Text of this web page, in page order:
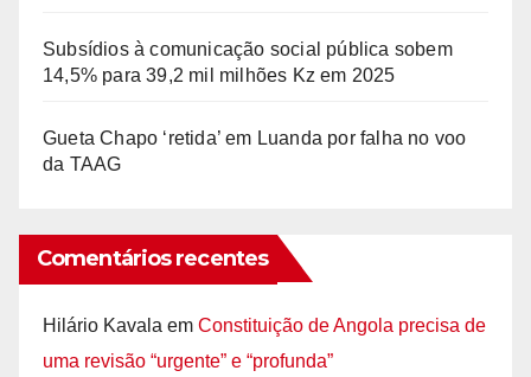
Subsídios à comunicação social pública sobem
14,5% para 39,2 mil milhões Kz em 2025
Gueta Chapo ‘retida’ em Luanda por falha no voo
da TAAG
Comentários recentes
Hilário Kavala em Constituição de Angola precisa de
uma revisão “urgente” e “profunda”